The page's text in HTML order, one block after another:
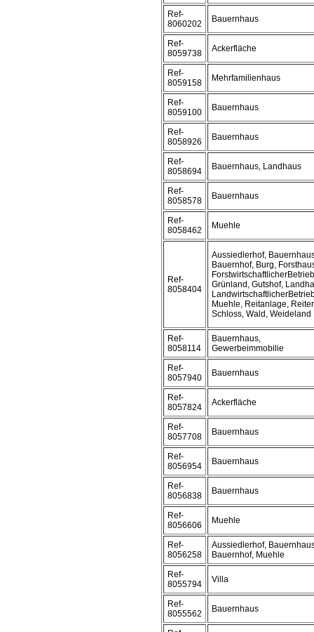
Ref-
8060202
Bauernhaus
Ref-
8059738
Ackerfläche
Ref-
8059158
Mehrfamilienhaus
Ref-
8059100
Bauernhaus
Ref-
8058926
Bauernhaus
Ref-
8058694
Bauernhaus, Landhaus
Ref-
8058578
Bauernhaus
Ref-
8058462
Muehle
Ref-
8058404
Aussiedlerhof,
Bauernhof, Burg,
Grünland, Gutshof,
Muehle, Reitanlage,
Schloss, Wald, Weideland
Ref-
8058114
Bauernhaus,
Gewerbeimmobilie
Ref-
8057940
Bauernhaus
Ref-
8057824
Ackerfläche
Ref-
8057708
Bauernhaus
Ref-
8056954
Bauernhaus
Ref-
8056838
Bauernhaus
Ref-
8056606
Muehle
Ref-
8056258
Aussiedlerhof,
Bauernhof, Muehle
Ref-
8055794
Villa
Ref-
8055562
Bauernhaus